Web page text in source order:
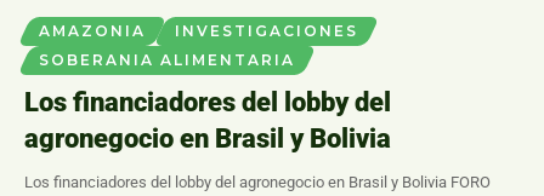
AMAZONIA
INVESTIGACIONES
SOBERANIA ALIMENTARIA
Los financiadores del lobby del
agronegocio en Brasil y Bolivia
Los financiadores del lobby del agronegocio en Brasil y Bolivia FORO